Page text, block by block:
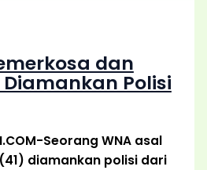
dan
Polisi
Seorang WNA asal
diamankan polisi dari